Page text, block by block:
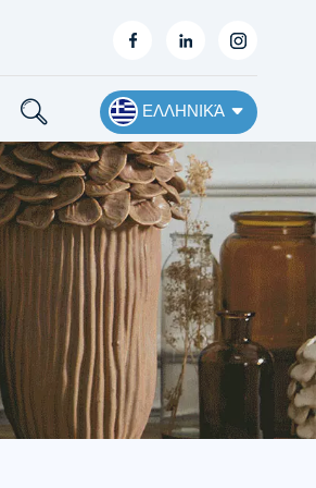
ΕΛΛΗΝΙΚΆ
English
Français
Deutsch
Español
Nederlands